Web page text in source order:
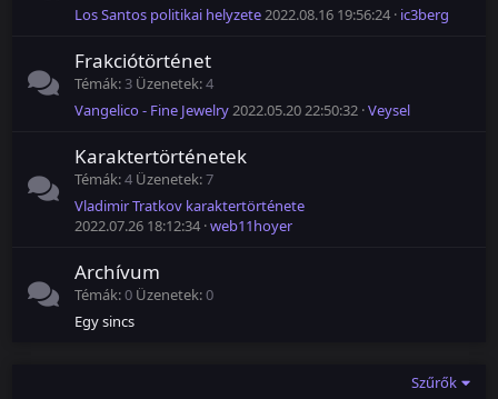
Los Santos politikai helyzete2022.08.16 19:56:24 ic3berg
Frakciótörténet
Témák 3 Üzenetek 4
Vangelico - Fine Jewelry2022.05.20 22:50:32 Veysel
Karaktertörténetek
Témák 4 Üzenetek 7
Vladimir Tratkov karaktertörténete
2022.07.26 18:12:34 web11hoyer
Archívum
Témák 0 Üzenetek 0
Egy sincs
Szűrők